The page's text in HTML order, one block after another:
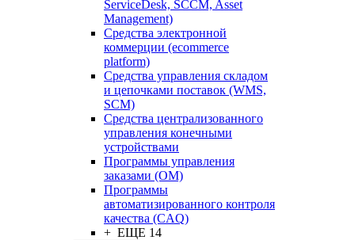
ServiceDesk, SCCM, Asset
Management)
Средства электронной
коммерции (ecommerce
platform)
Средства управления складом
и цепочками поставок (WMS,
SCM)
Средства централизованного
управления конечными
устройствами
Программы управления
заказами (OM)
Программы
автоматизированного контроля
качества (CAQ)
+ ЕЩЕ 14